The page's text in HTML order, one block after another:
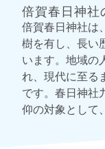
倍賀春日神社
倍賀春日神社は
樹を有し、長い
います。地域の
れ、現代に至る
です。春日神社
仰の対象として